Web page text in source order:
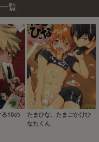
覧
10の
たまひな、たまごかけひ
なたくん